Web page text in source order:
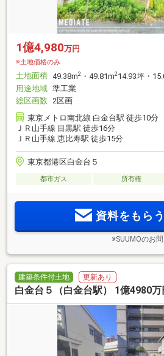
1億4,980万円
※土地価格のみ
土地面積 49.38m2 ・49.81m214.93坪・
用途地域 準工業
総区画数 2区画
東京メトロ南北線 白金台駅 徒歩10分
ＪＲ山手線 目黒駅 徒歩16分
ＪＲ山手線 恵比寿駅 徒歩15分
東京都港区白金台５
都市ガス 所有権
資料をもら
※SUUMOのお
建築条件付土地 更新あり
白金台５（白金台駅） 1億4980万